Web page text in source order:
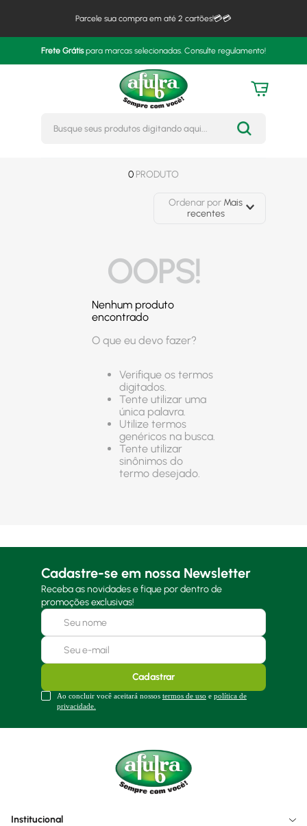
Parcele sua compra em até 2 cartões!💳💳
Frete Grátispara marcas selecionadas. Consulte regulamento!
Busque seus produtos
0 PRODUTO
Ordenar por Mais
recentes
OOPS!
Nenhum produto
encontrado
O que eu devo fazer?
Verifique os termos
digitados.
Tente utilizar uma
única palavra.
Utilize termos
genéricos na busca.
Tente utilizar
sinônimos do
termo desejado.
Cadastre-se em nossa Newsletter
Receba as novidades e fique por dentro de
promoções exclusivas!
Cadastrar
Ao concluir você aceitará nossos termos de uso e política de
privacidade.
Institucional